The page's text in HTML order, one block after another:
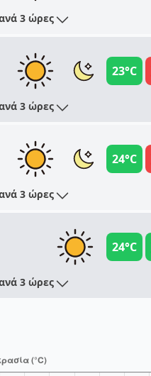
3 ώρες
23°C
3 ώρες
24°C
3 ώρες
24°C
3 ώρες